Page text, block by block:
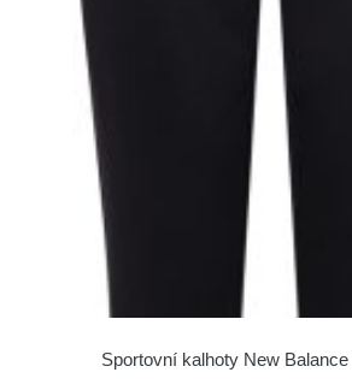
Sportovní kalhoty New